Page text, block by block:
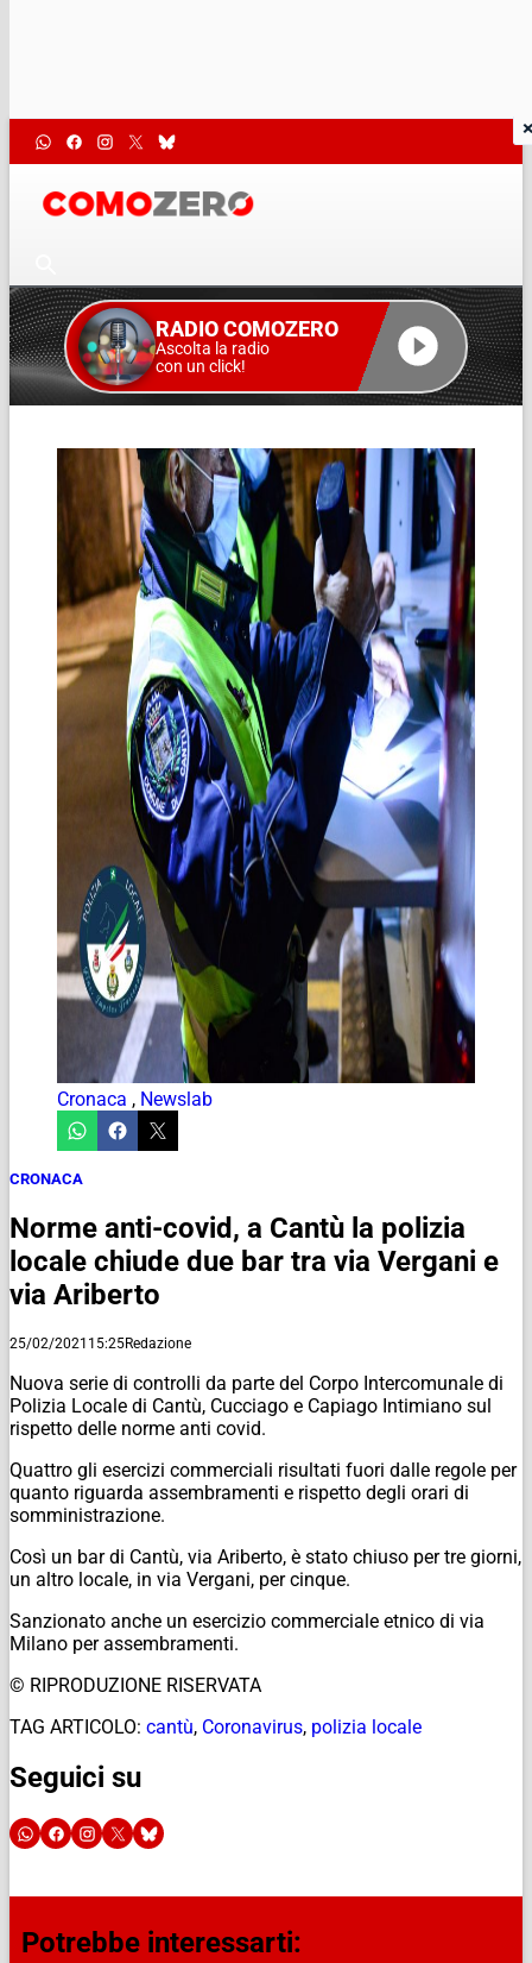
RADIO COMOZERO
Ascolta la radio
con un click!
Cronaca , Newslab
CRONACA
Norme anti-covid, a Cantù la polizia
locale chiude due bar tra via Vergani e
via Ariberto
25/02/2021 15:25Redazione
Nuova serie di controlli da parte del Corpo Intercomunale di
Polizia Locale di Cantù, Cucciago e Capiago Intimiano sul
rispetto delle norme anti covid.
Quattro gli esercizi commerciali risultati fuori dalle regole per
quanto riguarda assembramenti e rispetto degli orari di
somministrazione.
Così un bar di Cantù, via Ariberto, è stato chiuso per tre giorni,
un altro locale, in via Vergani, per cinque.
Sanzionato anche un esercizio commerciale etnico di via
Milano per assembramenti.
© RIPRODUZIONE RISERVATA
TAG ARTICOLO: cantù, Coronavirus, polizia locale
Seguici su
Potrebbe interessarti: